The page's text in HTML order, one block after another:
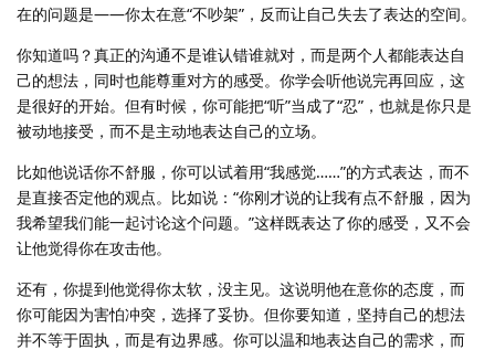
在的问题是——你太在意“不吵架”，反而让自己失去了表达的空间。
你知道吗？真正的沟通不是谁认错谁就对，而是两个人都能表达自
己的想法，同时也能尊重对方的感受。你学会听他说完再回应，这
是很好的开始。但有时候，你可能把“听”当成了“忍”，也就是你只是
被动地接受，而不是主动地表达自己的立场。
比如他说话你不舒服，你可以试着用“我感觉……”的方式表达，而不
是直接否定他的观点。比如说：“你刚才说的让我有点不舒服，因为
我希望我们能一起讨论这个问题。”这样既表达了你的感受，又不会
让他觉得你在攻击他。
还有，你提到他觉得你太软，没主见。这说明他在意你的态度，而
你可能因为害怕冲突，选择了妥协。但你要知道，坚持自己的想法
并不等于固执，而是有边界感。你可以温和地表达自己的需求，而